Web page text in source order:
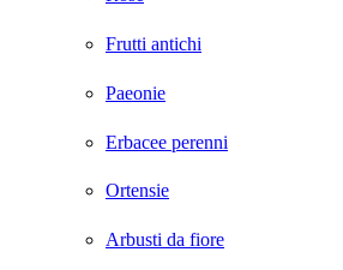
Frutti antichi
Paeonie
Erbacee perenni
Ortensie
Arbusti da fiore